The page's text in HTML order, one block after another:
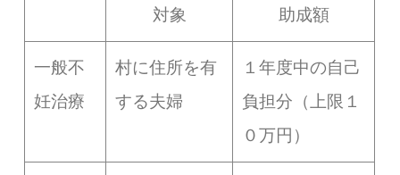
対象 助成額
一般不
妊治療
村に住所を有
する夫婦
１年度中の自己
負担分（上限１
０万円）